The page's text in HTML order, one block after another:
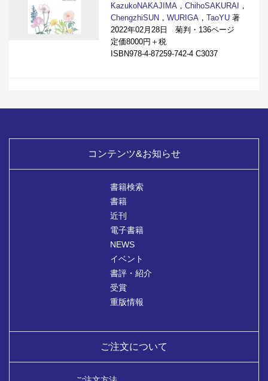
KazukoNAKAJIMA ， ChihoSAKURAI ，
ChengzhiSUN ， WURIGA ， TaoYU 著
2022年02月28日 菊判・136ページ
定価8000円＋税
ISBN978-4-87259-742-4 C3037
コンテンツ&お知らせ
書籍検索
書籍
近刊
電子書籍
NEWS
イベント
書評・紹介
受賞
重版情報
ご注文について